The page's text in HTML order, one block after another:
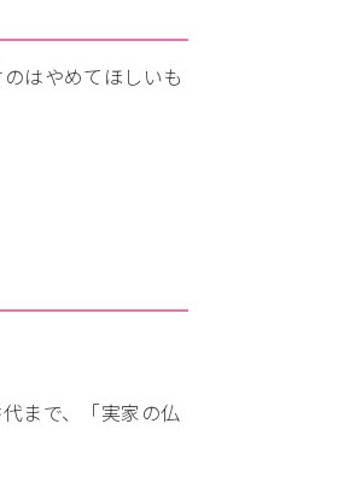
はやめてほしいも
まで、「実家の仏